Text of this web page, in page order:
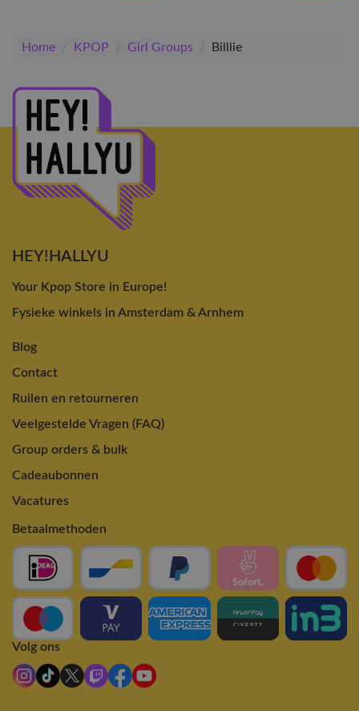
Home / KPOP / Girl Groups / Billlie
HEY!HALLYU
Your Kpop Store in Europe!
Fysieke winkels in Amsterdam & Arnhem
Blog
Contact
Ruilen en retourneren
Veelgestelde Vragen (FAQ)
Group orders & bulk
Cadeaubonnen
Vacatures
Betaalmethoden
Volg ons